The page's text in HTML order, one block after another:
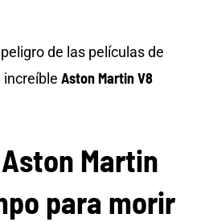
de las películas de
increíble Aston Martin V8
Martin
para morir